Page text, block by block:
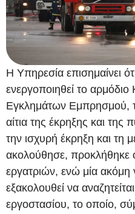
Η Υπηρεσία επισημαίνει
ενεργοποιηθεί το αρμόδιο
Εγκλημάτων Εμπρησμού,
αίτια της έκρηξης και
την ισχυρή έκρηξη και τη
ακολούθησε, προκλήθηκε
εργατριών, ενώ μία ακόμη
εξακολουθεί να
εργοστασίου, το οποίο,